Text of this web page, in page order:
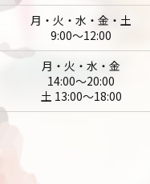
月・火・水・金・土
9:00～12:00
月・火・水・金
14:00～20:00
土 13:00～18:00